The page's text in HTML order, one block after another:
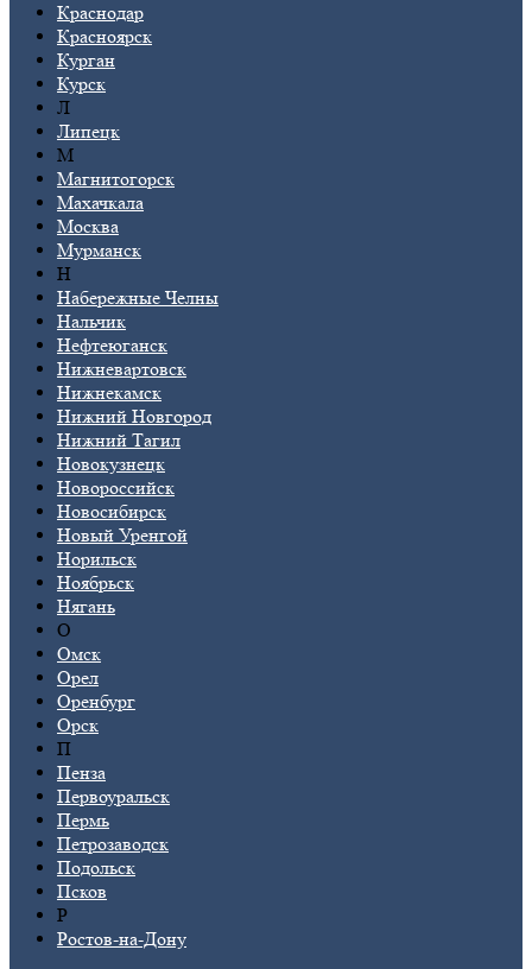
Краснодар
Красноярск
Курган
Курск
Л
Липецк
М
Магнитогорск
Махачкала
Москва
Мурманск
Н
Набережные Челны
Нальчик
Нефтеюганск
Нижневартовск
Нижнекамск
Нижний Новгород
Нижний Тагил
Новокузнецк
Новороссийск
Новосибирск
Новый Уренгой
Норильск
Ноябрьск
Нягань
О
Омск
Орел
Оренбург
Орск
П
Пенза
Первоуральск
Пермь
Петрозаводск
Подольск
Псков
Р
Ростов-на-Дону